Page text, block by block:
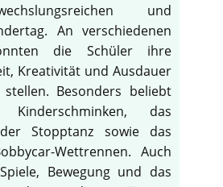
und
An verschiedenen
die Schüler ihre
Kreativität und Ausdauer
Besonders beliebt
das
Stopptanz sowie das
Wettrennen. Auch
Bewegung und das